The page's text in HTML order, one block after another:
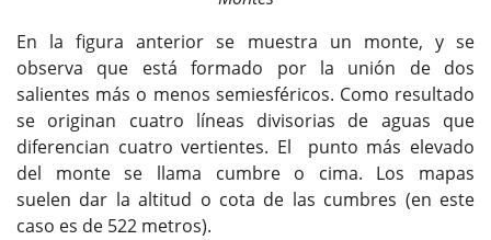
En la figura anterior se muestra un monte, y se
observa que está formado por la unión de dos
salientes más o menos semiesféricos. Como resultado
se originan cuatro líneas divisorias de aguas que
diferencian cuatro vertientes. El punto más elevado
del monte se llama cumbre o cima. Los mapas
suelen dar la altitud o cota de las cumbres (en este
caso es de 522 metros).